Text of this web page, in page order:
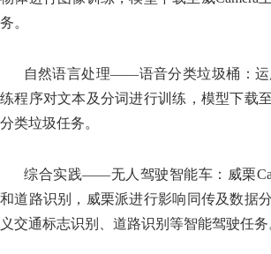
务。
自然语言处理——语音分类垃圾桶：运
练程序对文本及分词进行训练，模型下载
分类垃圾任务。
综合实践——无人驾驶智能车：威栗
和道路识别，威栗派进行影响同传及数据
义交通标志识别、道路识别等智能驾驶任务